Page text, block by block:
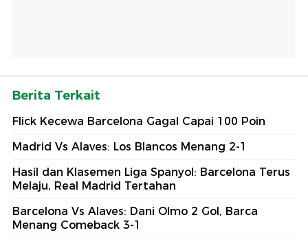
Berita Terkait
Flick Kecewa Barcelona Gagal Capai 100 Poin
Madrid Vs Alaves: Los Blancos Menang 2-1
Hasil dan Klasemen Liga Spanyol: Barcelona Terus
Melaju, Real Madrid Tertahan
Barcelona Vs Alaves: Dani Olmo 2 Gol, Barca
Menang Comeback 3-1